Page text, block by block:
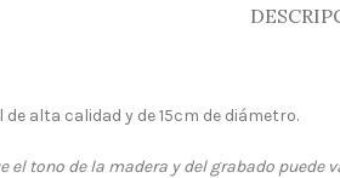
alta calidad y de 15cm de diámetro.
el tono de la madera y del grabado puede